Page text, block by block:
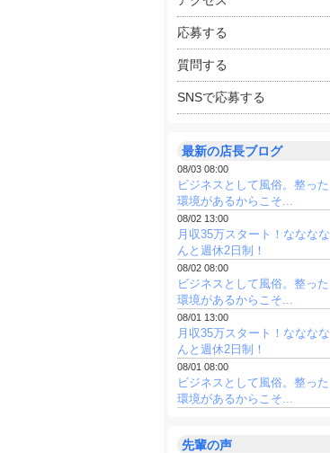
応募する
質問する
SNSで応募する
最新の店長ブログ
08/03 08:00
ビジネスとして風俗。整った
環境があるからこそ...
08/02 13:00
月収35万スタート！なななな
んと週休2日制！
08/02 08:00
ビジネスとして風俗。整った
環境があるからこそ...
08/01 13:00
月収35万スタート！なななな
んと週休2日制！
08/01 08:00
ビジネスとして風俗。整った
環境があるからこそ...
先輩の声